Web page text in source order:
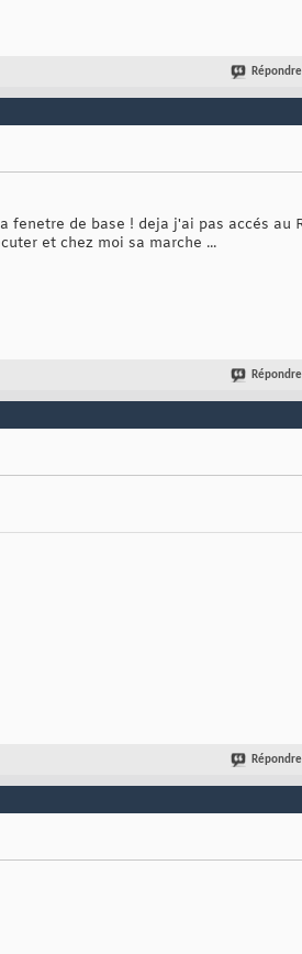
de base ! deja j'ai pas accés au
et chez moi sa marche ...